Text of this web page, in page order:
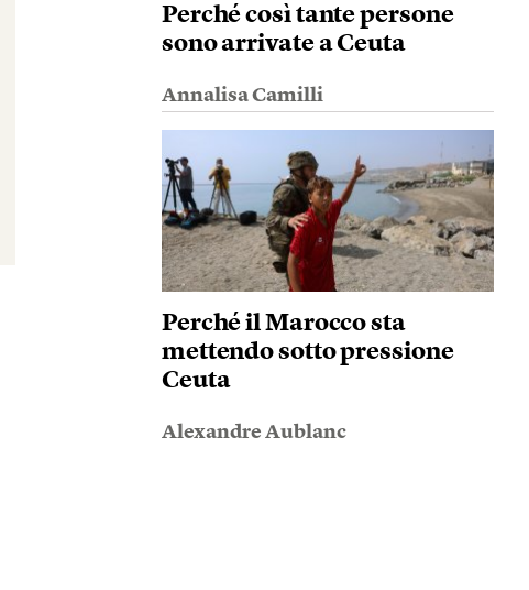
Perché così tante persone
sono arrivate a Ceuta
Annalisa Camilli
Perché il Marocco sta
mettendo sotto pressione
Ceuta
Alexandre Aublanc